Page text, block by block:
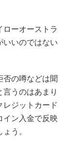
ーオーストラ
いいのではない
の噂などは聞
うのはあまり
レジットカード
イン入金で反映
う。